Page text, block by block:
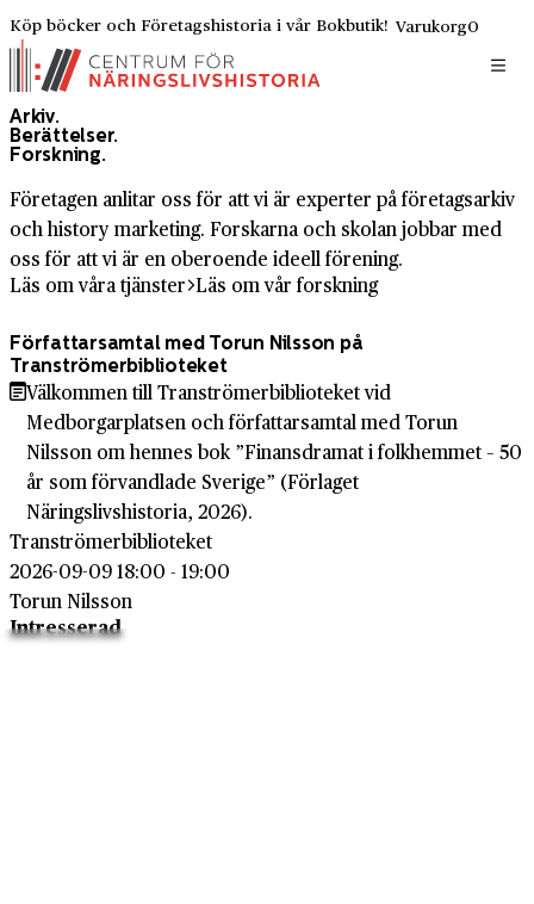
Köp böcker och Företagshistoria i vår Bokbutik! Varukorg0
Arkiv.
Berättelser.
Forskning.
Företagen anlitar oss för att vi är experter på företagsarkiv
och history marketing. Forskarna och skolan jobbar med
oss för att vi är en oberoende ideell förening.
Läs om våra tjänster Läs om vår forskning
Författarsamtal med Torun Nilsson på
Tranströmerbiblioteket
Välkommen till Tranströmerbiblioteket vid
Medborgarplatsen och författarsamtal med Torun
Nilsson om hennes bok ”Finansdramat i folkhemmet – 50
år som förvandlade Sverige” (Förlaget
Näringslivshistoria, 2026).
Tranströmerbiblioteket
2026-09-09 18:00 - 19:00
Torun Nilsson
Intresserad